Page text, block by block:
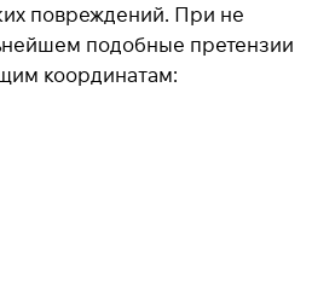
повреждений. При не
подобные претензии
координатам: